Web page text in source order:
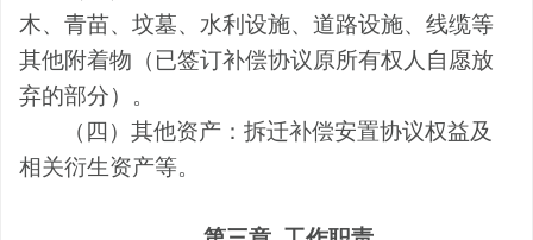
木、青苗、坟墓、水利设施、道路设施、线缆等
其他附着物（已签订补偿协议原所有权人自愿放
弃的部分）。
（四）其他资产：拆迁补偿安置协议权益及
相关衍生资产等。